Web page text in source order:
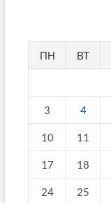
ПН ВТ
3 4
10 11
17 18
24 25